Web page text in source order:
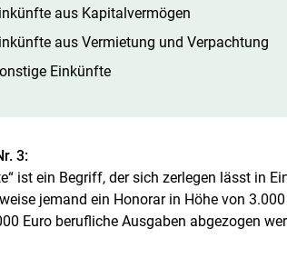
aus Kapitalvermögen
aus Vermietung und Verpachtung
Einkünfte
3:
ist ein Begriff, der sich zerlegen lässt in
jemand ein Honorar in Höhe von
Euro berufliche Ausgaben abgezogen